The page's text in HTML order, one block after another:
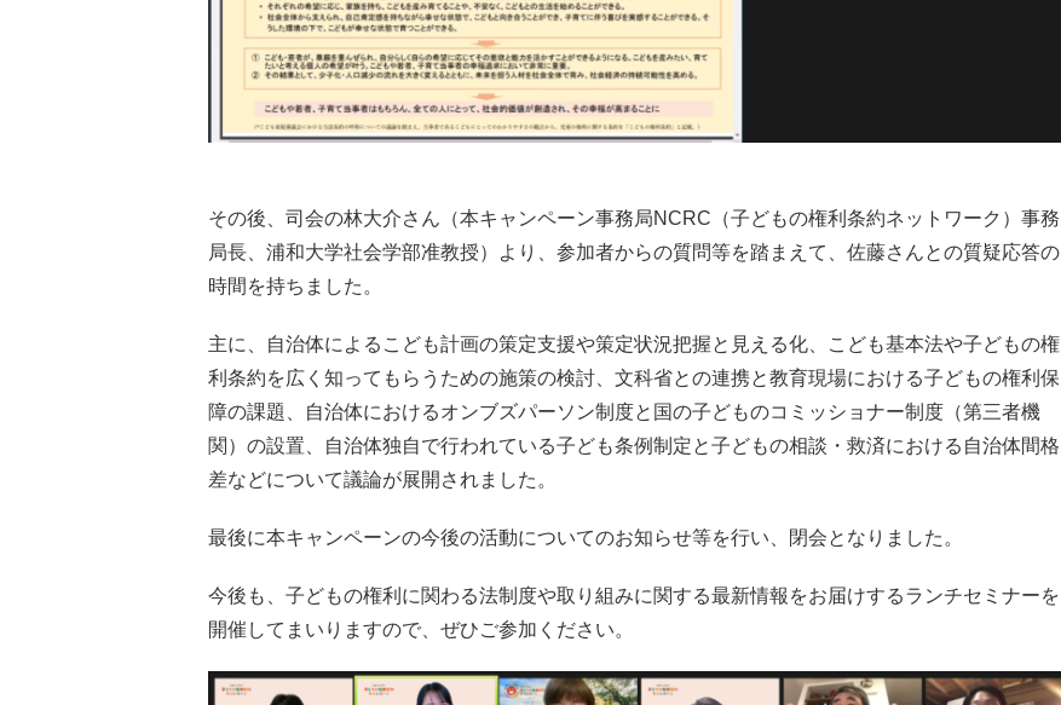
その後、司会の林大介さん（本キャンペーン事務局NCRC（子どもの権利条約ネットワーク）事務
局長、浦和大学社会学部准教授）より、参加者からの質問等を踏まえて、佐藤さんとの質疑応答の
時間を持ちました。
主に、自治体によるこども計画の策定支援や策定状況把握と見える化、こども基本法や子どもの権
利条約を広く知ってもらうための施策の検討、文科省との連携と教育現場における子どもの権利保
障の課題、自治体におけるオンブズパーソン制度と国の子どものコミッショナー制度（第三者機
関）の設置、自治体独自で行われている子ども条例制定と子どもの相談・救済における自治体間格
差などについて議論が展開されました。
最後に本キャンペーンの今後の活動についてのお知らせ等を行い、閉会となりました。
今後も、子どもの権利に関わる法制度や取り組みに関する最新情報をお届けするランチセミナーを
開催してまいりますので、ぜひご参加ください。